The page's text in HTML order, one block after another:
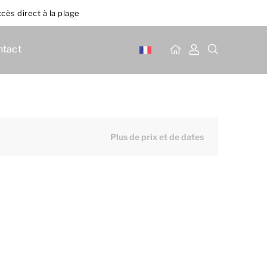
direct à la plage
Plus de prix et de dates